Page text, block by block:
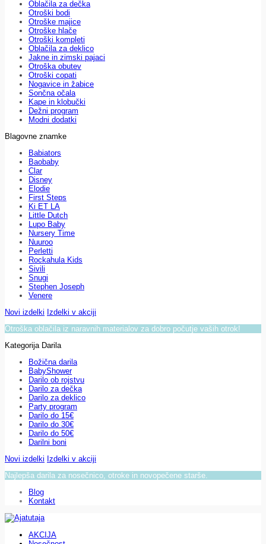
Oblačila za dečka
Otroški bodi
Otroške majice
Otroške hlače
Otroški kompleti
Oblačila za deklico
Jakne in zimski pajaci
Otroška obutev
Otroški copati
Nogavice in žabice
Sončna očala
Kape in klobučki
Dežni program
Modni dodatki
Blagovne znamke
Babiators
Baobaby
Clar
Disney
Elodie
First Steps
Ki ET LA
Little Dutch
Lupo Baby
Nursery Time
Nuuroo
Perletti
Rockahula Kids
Sivili
Snugi
Stephen Joseph
Venere
Novi izdelki Izdelki v akciji
Otroška oblačila iz naravnih materialov za dobro počutje vaših otrok!
Kategorija Darila
Božična darila
BabyShower
Darilo ob rojstvu
Darilo za dečka
Darilo za deklico
Party program
Darilo do 15€
Darilo do 30€
Darilo do 50€
Darilni boni
Novi izdelki Izdelki v akciji
Najlepša darila za nosečnico, otroke in novopečene starše.
Blog
Kontakt
AKCIJA